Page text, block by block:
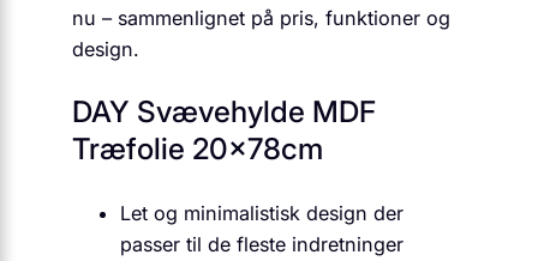
nu – sammenlignet på pris, funktioner og
design.
DAY Svævehylde MDF
Træfolie 20x78cm
Let og minimalistisk design der
passer til de fleste indretninger